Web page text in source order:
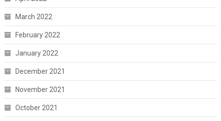
March 2022
February 2022
January 2022
December 2021
November 2021
October 2021